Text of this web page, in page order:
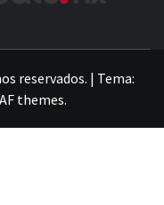
reservados. | Tema:
AF themes.